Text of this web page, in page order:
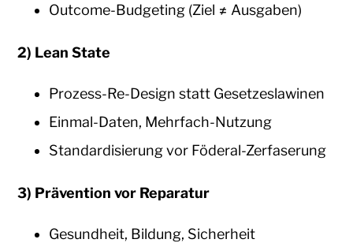
Outcome-Budgeting (Ziel ≠ Ausgaben)
2) Lean State
Prozess-Re-Design statt Gesetzeslawinen
Einmal-Daten, Mehrfach-Nutzung
Standardisierung vor Föderal-Zerfaserung
3) Prävention vor Reparatur
Gesundheit, Bildung, Sicherheit